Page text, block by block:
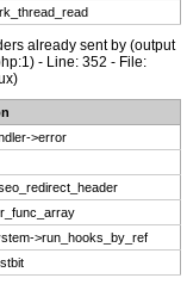
already sent by (output
- Line: 352 - File:
>error
>run_hooks_by_ref